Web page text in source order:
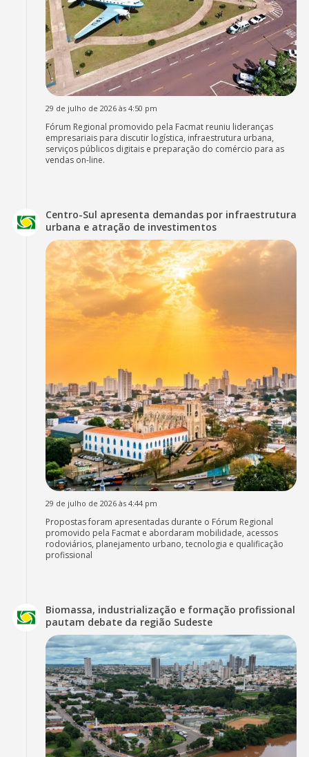
29 de julho de 2026 às 4:50 pm
Fórum Regional promovido pela Facmat reuniu lideranças
empresariais para discutir logística, infraestrutura urbana,
serviços públicos digitais e preparação do comércio para as
vendas on-line.
Centro-Sul apresenta demandas por infraestrutura
urbana e atração de investimentos
29 de julho de 2026 às 4:44 pm
Propostas foram apresentadas durante o Fórum Regional
promovido pela Facmat e abordaram mobilidade, acessos
rodoviários, planejamento urbano, tecnologia e qualificação
profissional
Biomassa, industrialização e formação profissional
pautam debate da região Sudeste